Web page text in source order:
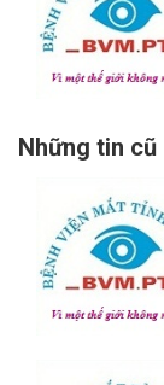
Những tin cũ